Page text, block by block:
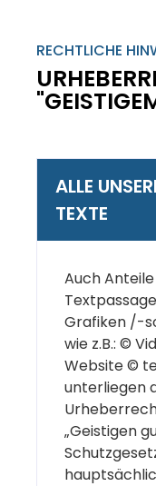
RECHTLICHE
ALLE
TEXTE
Auch
Grafiken /-
wie z.B.: ©
Website ©
unterliegen
„Geistigen